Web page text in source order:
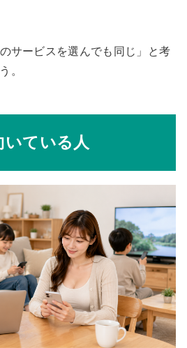
サービスを選んでも同じ」と考
。
いている人